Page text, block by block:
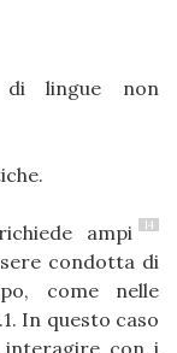
di lingue non
14
ampi
condotta di
come nelle
In questo caso
con i